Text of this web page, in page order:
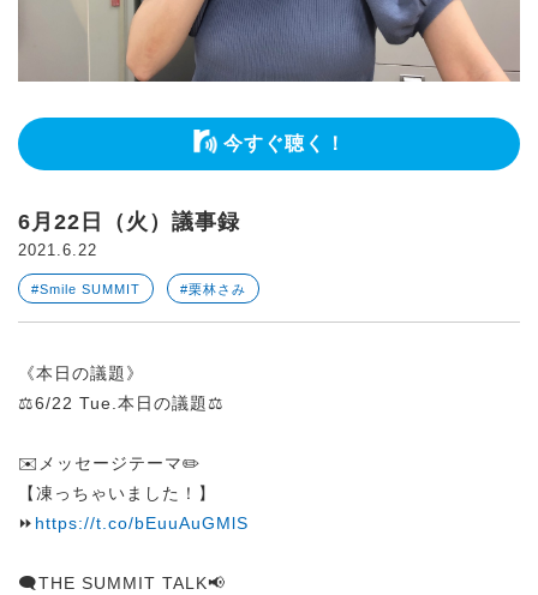
今すぐ聴く！
6月22日（火）議事録
2021.6.22
#Smile SUMMIT #栗林さみ
《本日の議題》
⚖️6/22 Tue.本日の議題⚖️
✉️メッセージテーマ✏️
【凍っちゃいました！】
⏩ https://t.co/bEuuAuGMlS
🗨️THE SUMMIT TALK📢